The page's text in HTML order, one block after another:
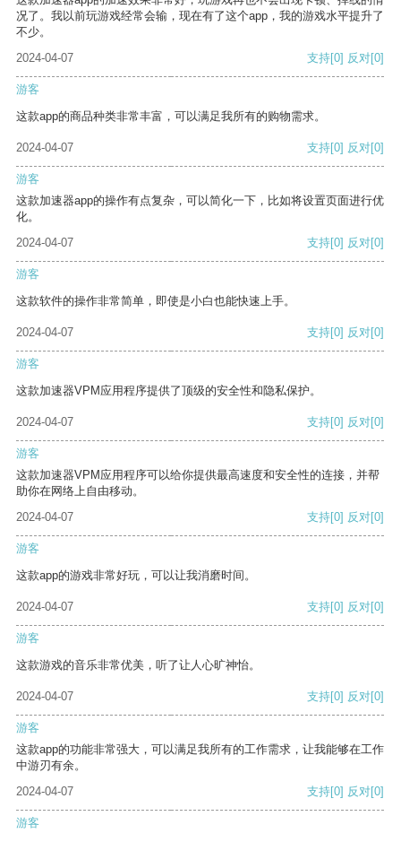
况了。我以前玩游戏经常会输，现在有了这个app，我的游戏水平提升了
不少。
2024-04-07
支持[0] 反对[0]
游客
这款app的商品种类非常丰富，可以满足我所有的购物需求。
2024-04-07 支持[0] 反对[0]
游客
这款加速器app的操作有点复杂，可以简化一下，比如将设置页面进行优
化。
2024-04-07
支持[0] 反对[0]
游客
这款软件的操作非常简单，即使是小白也能快速上手。
2024-04-07 支持[0] 反对[0]
游客
这款加速器VPM应用程序提供了顶级的安全性和隐私保护。
2024-04-07 支持[0] 反对[0]
游客
这款加速器VPM应用程序可以给你提供最高速度和安全性的连接，并帮
助你在网络上自由移动。
2024-04-07
支持[0] 反对[0]
游客
这款app的游戏非常好玩，可以让我消磨时间。
2024-04-07 支持[0] 反对[0]
游客
这款游戏的音乐非常优美，听了让人心旷神怡。
2024-04-07 支持[0] 反对[0]
游客
这款app的功能非常强大，可以满足我所有的工作需求，让我能够在工作
中游刃有余。
2024-04-07
支持[0] 反对[0]
游客